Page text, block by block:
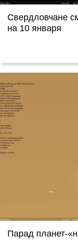
Свердловчане
на 10 января
Парад планет-